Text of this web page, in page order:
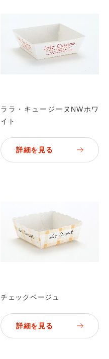
ララ・キュージーヌNWホワ
イト
詳細を見る
チェックベージュ
詳細を見る